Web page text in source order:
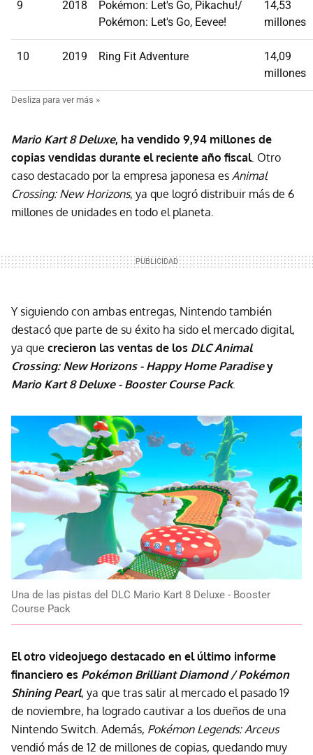
9 2018
Pokémon: Let's Go, Pikachu!/
Pokémon: Let's Go, Eevee!
14,53
millones
10 2019 Ring Fit Adventure
14,09
millones
Mario Kart 8 Deluxe, ha vendido 9,94 millones de
copias vendidas durante el reciente año fiscal. Otro
caso destacado por la empresa japonesa es Animal
Crossing: New Horizons, ya que logró distribuir más de 6
millones de unidades en todo el planeta.
Y siguiendo con ambas entregas, Nintendo también
destacó que parte de su éxito ha sido el mercado digital,
ya que crecieron las ventas de los DLC Animal
Crossing: New Horizons - Happy Home Paradisey
Mario Kart 8 Deluxe - Booster Course Pack.
Una de las pistas del DLC Mario Kart 8 Deluxe - Booster
Course Pack
El otro videojuego destacado en el último informe
financiero es Pokémon Brilliant Diamond / Pokémon
Shining Pearl, ya que tras salir al mercado el pasado 19
de noviembre, ha logrado cautivar a los dueños de una
Nintendo Switch. Además, Pokémon Legends: Arceus
vendió más de 12 de millones de copias, quedando muy